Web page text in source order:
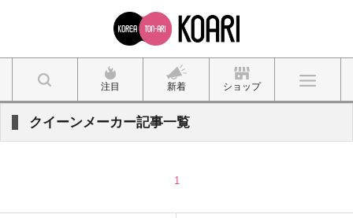
注目 新着 ショップ
クイーンメーカー記事一覧
1